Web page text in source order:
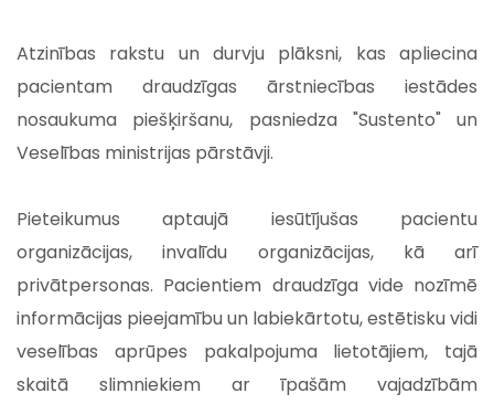
Atzinības rakstu un durvju plāksni, kas apliecina
pacientam draudzīgas ārstniecības iestādes
nosaukuma piešķiršanu, pasniedza "Sustento" un
Veselības ministrijas pārstāvji.
Pieteikumus aptaujā iesūtījušas pacientu
organizācijas, invalīdu organizācijas, kā arī
privātpersonas. Pacientiem draudzīga vide nozīmē
informācijas pieejamību un labiekārtotu, estētisku vidi
veselības aprūpes pakalpojuma lietotājiem, tajā
skaitā slimniekiem ar īpašām vajadzībām